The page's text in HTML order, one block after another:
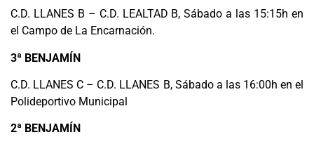
C.D. LLANES B – C.D. LEALTAD B, Sábado a las 15:15h en
el Campo de La Encarnación.
3ª BENJAMÍN
C.D. LLANES C – C.D. LLANES B, Sábado a las 16:00h en el
Polideportivo Municipal
2ª BENJAMÍN